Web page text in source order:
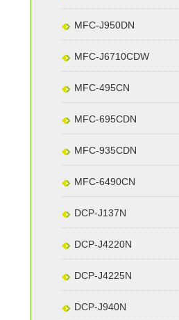
MFC-J950DN
MFC-J6710CDW
MFC-495CN
MFC-695CDN
MFC-935CDN
MFC-6490CN
DCP-J137N
DCP-J4220N
DCP-J4225N
DCP-J940N